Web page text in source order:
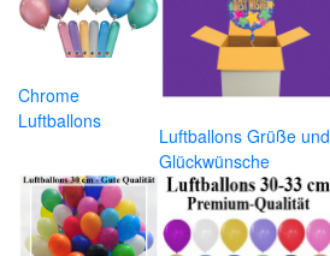
Chrome
Luftballons
Luftballons Grüße und
Glückwünsche